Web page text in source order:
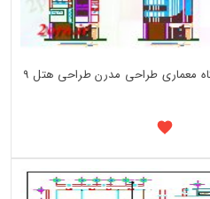
دانلود نقشه هتل - رستوران - اقامتگاه معماری طراحی مدرن طراحی هتل 9